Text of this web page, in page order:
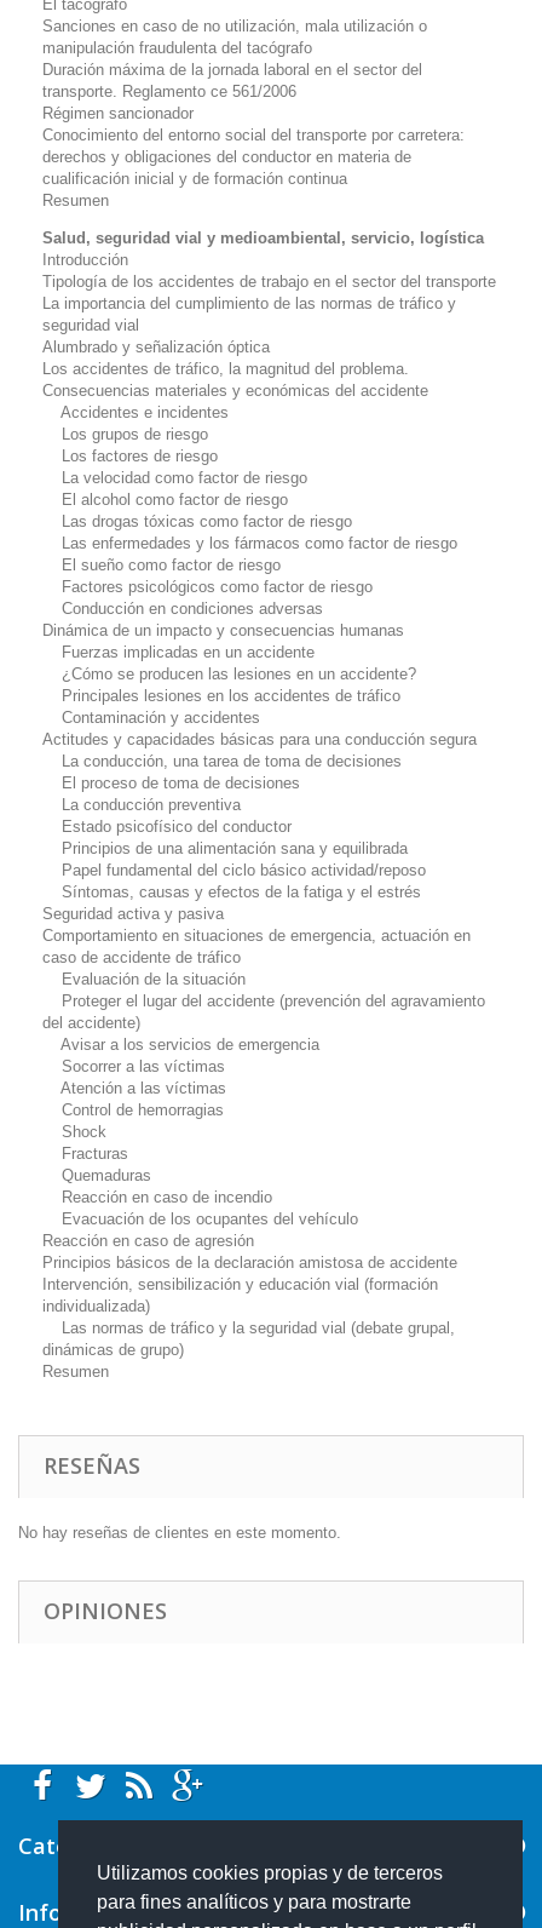
Utilizamos cookies propias y de terceros
para fines analíticos y para mostrarte
El tacógrafo
Sanciones en caso de no utilización, mala utilización o
manipulación fraudulenta del tacógrafo
Duración máxima de la jornada laboral en el sector del
transporte. Reglamento ce 561/2006
Régimen sancionador
Conocimiento del entorno social del transporte por carretera:
derechos y obligaciones del conductor en materia de
cualificación inicial y de formación continua
Resumen
Salud, seguridad vial y medioambiental, servicio, logística
Introducción
Tipología de los accidentes de trabajo en el sector del transporte
La importancia del cumplimiento de las normas de tráfico y
seguridad vial
Alumbrado y señalización óptica
Los accidentes de tráfico, la magnitud del problema.
Consecuencias materiales y económicas del accidente
Accidentes e incidentes
Los grupos de riesgo
Los factores de riesgo
La velocidad como factor de riesgo
El alcohol como factor de riesgo
Las drogas tóxicas como factor de riesgo
Las enfermedades y los fármacos como factor de riesgo
El sueño como factor de riesgo
Factores psicológicos como factor de riesgo
Conducción en condiciones adversas
Dinámica de un impacto y consecuencias humanas
Fuerzas implicadas en un accidente
¿Cómo se producen las lesiones en un accidente?
Principales lesiones en los accidentes de tráfico
Contaminación y accidentes
Actitudes y capacidades básicas para una conducción segura
La conducción, una tarea de toma de decisiones
El proceso de toma de decisiones
La conducción preventiva
Estado psicofísico del conductor
Principios de una alimentación sana y equilibrada
Papel fundamental del ciclo básico actividad/reposo
Síntomas, causas y efectos de la fatiga y el estrés
Seguridad activa y pasiva
Comportamiento en situaciones de emergencia, actuación en
caso de accidente de tráfico
Evaluación de la situación
Proteger el lugar del accidente (prevención del agravamiento
del accidente)
Avisar a los servicios de emergencia
Socorrer a las víctimas
Atención a las víctimas
Control de hemorragias
Shock
Fracturas
Quemaduras
Reacción en caso de incendio
Evacuación de los ocupantes del vehículo
Reacción en caso de agresión
Principios básicos de la declaración amistosa de accidente
Intervención, sensibilización y educación vial (formación
individualizada)
Las normas de tráfico y la seguridad vial (debate grupal,
dinámicas de grupo)
Resumen
RESEÑAS
No hay reseñas de clientes en este momento.
OPINIONES
Categorías
Información